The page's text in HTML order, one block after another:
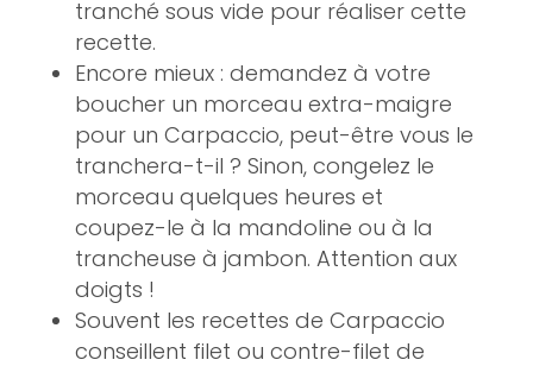
tranché sous vide pour réaliser cette
recette.
Encore mieux : demandez à votre
boucher un morceau extra-maigre
pour un Carpaccio, peut-être vous le
tranchera-t-il ? Sinon, congelez le
morceau quelques heures et
coupez-le à la mandoline ou à la
trancheuse à jambon. Attention aux
doigts !
Souvent les recettes de Carpaccio
conseillent filet ou contre-filet de